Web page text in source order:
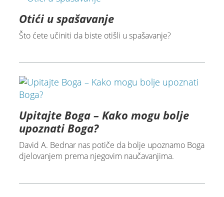
Otići u spašavanje
Što ćete učiniti da biste otišli u spašavanje?
Upitajte Boga – Kako mogu bolje
upoznati Boga?
David A. Bednar nas potiče da bolje upoznamo Boga
djelovanjem prema njegovim naučavanjima.